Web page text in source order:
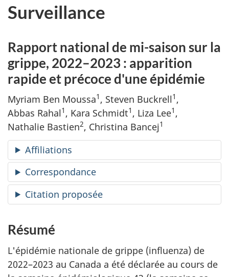
Surveillance
Rapport national de mi-saison sur la
grippe, 2022–2023 : apparition
rapide et précoce d'une épidémie
Myriam Ben Moussa1 , Steven Buckrell1 ,
Abbas Rahal1 , Kara Schmidt1 , Liza Lee1 ,
Nathalie Bastien2, Christina Bancej1
Affiliations
Correspondance
Citation proposée
Résumé
L'épidémie nationale de grippe (influenza) de
2022–2023 au Canada a été déclarée au cours de